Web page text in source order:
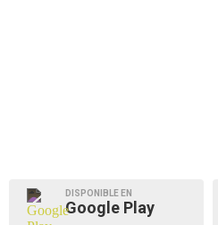
DISPONIBLE EN
Google Play